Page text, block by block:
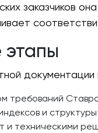
заказчиков
этапы
требований
и
и техническими